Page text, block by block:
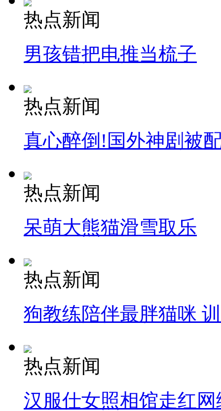
热点新闻
男孩错把电推当梳子
热点新闻
真心醉倒!国外神剧被
热点新闻
呆萌大熊猫滑雪取乐
热点新闻
狗教练陪伴最胖猫咪
热点新闻
汉服仕女照相馆走红网